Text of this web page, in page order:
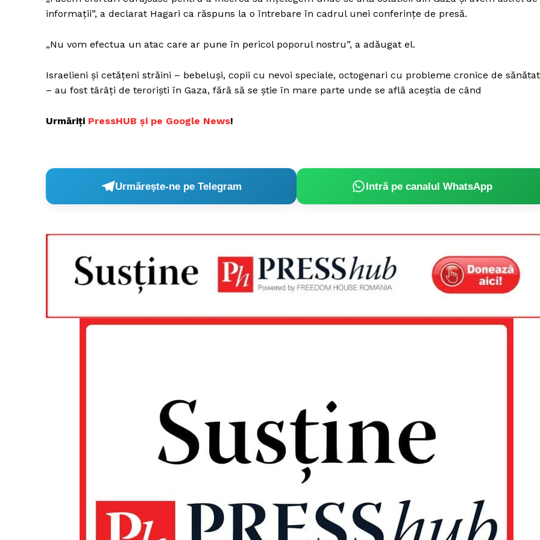
informații”, a declarat Hagari ca răspuns la o întrebare în cadrul unei conferințe de presă.
„Nu vom efectua un atac care ar pune în pericol poporul nostru”, a adăugat el.
Israelieni și cetățeni străini – bebeluși, copii cu nevoi speciale, octogenari cu probleme cronice de
– au fost târâți de teroriști în Gaza, fără să se știe în mare parte unde se află aceștia de când
Urmăriți PressHUB și pe Google News!
Urmărește-ne pe Telegram Intră pe canalul WhatsApp